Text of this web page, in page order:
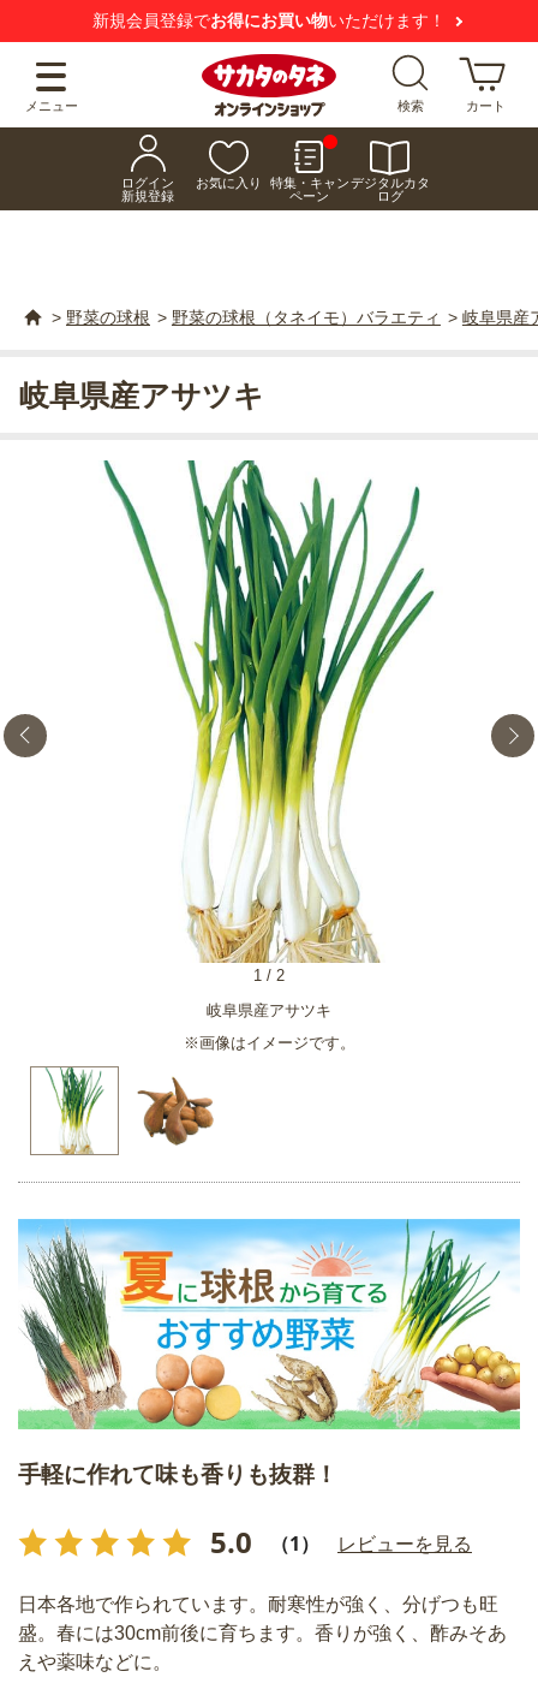
新規会員登録でお得にお買い物いただけます！
メニュー 検索 カート
ログイン
新規登録
お気に入り
特集・キャン
ペーン
デジタルカタ
ログ
> 野菜の球根 > 野菜の球根（タネイモ）バラエティ > 岐阜県産
岐阜県産アサツキ
※画像はイメージです。
1 / 2
岐阜県産アサツキ
手軽に作れて味も香りも抜群！
5.0 （1） レビューを見る
日本各地で作られています。耐寒性が強く、分げつも旺
盛。春には30cm前後に育ちます。香りが強く、酢みそあ
えや薬味などに。